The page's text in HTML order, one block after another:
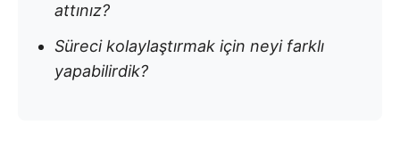
attınız?
Süreci kolaylaştırmak için neyi farklı
yapabilirdik?